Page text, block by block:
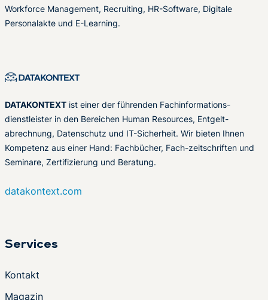
Workforce Management, Recruiting, HR-Software, Digitale
Personalakte und E-Learning.
DATAKONTEXT ist einer der führenden Fachinformations-
dienstleister in den Bereichen Human Resources, Entgelt-
abrechnung, Datenschutz und IT-Sicherheit. Wir bieten Ihnen
Kompetenz aus einer Hand: Fachbücher, Fach-zeitschriften und
Seminare, Zertifizierung und Beratung.
datakontext.com
Services
Kontakt
Magazin